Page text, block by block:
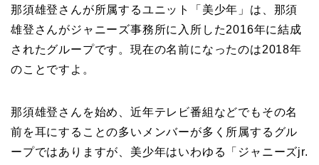
那須雄登さんが所属するユニット「美少年」は、那須
雄登さんがジャニーズ事務所に入所した2016年に結成
されたグループです。現在の名前になったのは2018年
のことですよ。
那須雄登さんを始め、近年テレビ番組などでもその名
前を耳にすることの多いメンバーが多く所属するグル
ープではありますが、美少年はいわゆる「ジャニーズjr.